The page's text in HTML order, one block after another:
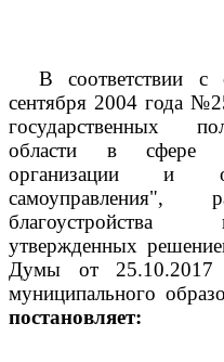
В соответствии с
сентября 2004 года
государственных
области в сфере
организации и
благоустройства
утвержденных
Думы от
муниципального
постановляет: